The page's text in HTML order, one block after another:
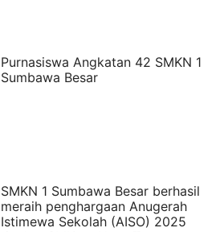
Purnasiswa Angkatan 42 SMKN 1
Sumbawa Besar
SMKN 1 Sumbawa Besar berhasil
meraih penghargaan Anugerah
Istimewa Sekolah (AISO) 2025